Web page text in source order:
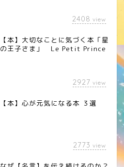
2408 view
【本】大切なことに気づく本「星
の王子さま」 Le Petit Prince
2927 view
【本】心が元気になる本 ３選
2773 view